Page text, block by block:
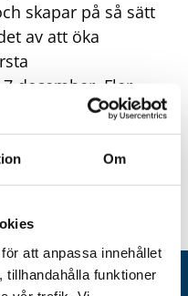
Om
att anpassa innehållet
tillhandahålla funktioner
skapar på så sätt
av att öka
december. Fler
på vår webb och
eller
för